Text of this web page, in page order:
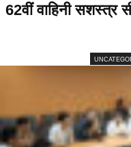
62वीं वाहिनी सशस्त्र